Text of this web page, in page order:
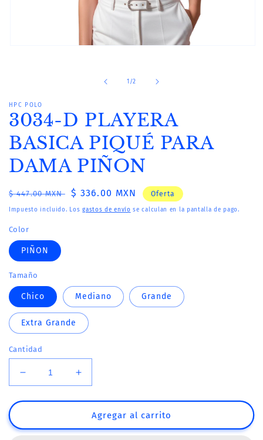
ventana
modal
1 /de
2
HPC POLO
3034-D PLAYERA
BASICA PIQUÉ PARA
DAMA PIÑON
Precio
habitual
$ 447.00 MXN
Precio
de
$ 336.00 MXN Oferta
Impuesto incluido. Losgastos de envío se calculan en la pantalla de pago.
Color
PIÑON
Tamaño
Chico Mediano Grande
Extra Grande
Cantidad
Reducir
cantidad
para
D
Aumentar
cantidad
para
3034-
D
Agregar al carrito